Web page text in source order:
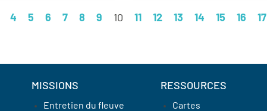
4 5 6 7 8 9 10 11 12 13 14 15 16 17
MISSIONS
Entretien du fleuve
RESSOURCES
Cartes